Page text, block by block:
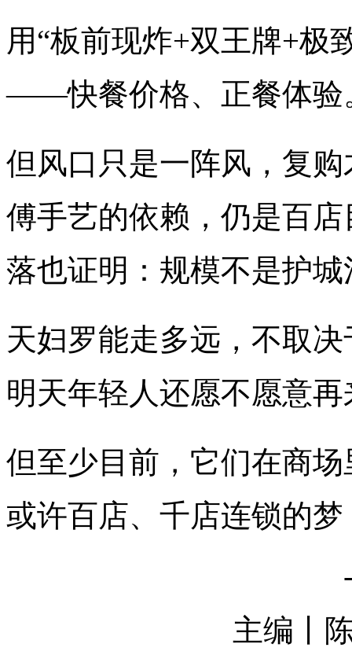
用“板前现炸+双王牌+极
——快餐价格、正餐体验
但风口只是一阵风，复
傅手艺的依赖，仍是百
落也证明：规模不是护
天妇罗能走多远，不取
明天年轻人还愿不愿意再
但至少目前，它们在商
或许百店、千店连锁的
主编丨